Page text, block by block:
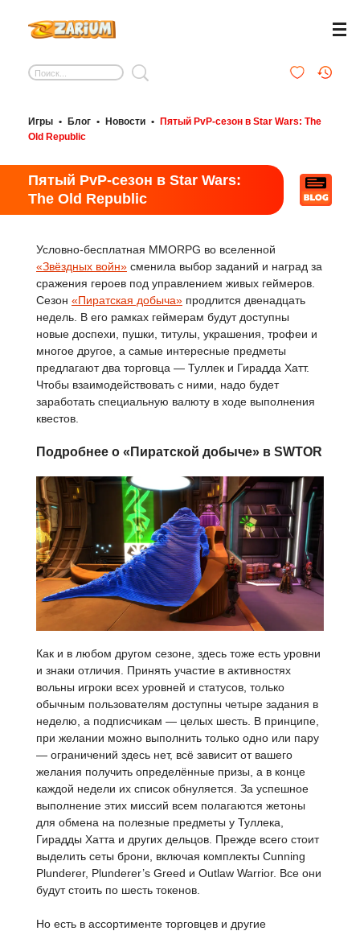
Игры • Блог • Новости •
Пятый PvP-сезон в Star Wars: The
Old Republic
Пятый PvP-сезон в Star Wars:
The Old Republic
Условно-бесплатная MMORPG во вселенной
«Звёздных войн» сменила выбор заданий и наград за
сражения героев под управлением живых геймеров.
Сезон «Пиратская добыча» продлится двенадцать
недель. В его рамках геймерам будут доступны
новые доспехи, пушки, титулы, украшения, трофеи и
многое другое, а самые интересные предметы
предлагают два торговца — Туллек и Гирадда Хатт.
Чтобы взаимодействовать с ними, надо будет
заработать специальную валюту в ходе выполнения
квестов.
Подробнее о «Пиратской добыче» в SWTOR
Как и в любом другом сезоне, здесь тоже есть уровни
и знаки отличия. Принять участие в активностях
вольны игроки всех уровней и статусов, только
обычным пользователям доступны четыре задания в
неделю, а подписчикам — целых шесть. В принципе,
при желании можно выполнить только одно или пару
— ограничений здесь нет, всё зависит от вашего
желания получить определённые призы, а в конце
каждой недели их список обнуляется. За успешное
выполнение этих миссий всем полагаются жетоны
для обмена на полезные предметы у Туллека,
Гирадды Хатта и других дельцов. Прежде всего стоит
выделить сеты брони, включая комплекты Cunning
Plunderer, Plunderer’s Greed и Outlaw Warrior. Все они
будут стоить по шесть токенов.
Но есть в ассортименте торговцев и другие